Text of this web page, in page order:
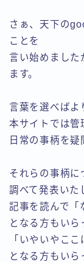
さぁ、天下の
ことを
言い始めました
ます。
言葉を選べばよ
本サイトでは管
日常の事柄を疑
それらの事柄に
調べて発表いた
記事を読んで「
となる方もいら
「いやいやこ
となる方もいら